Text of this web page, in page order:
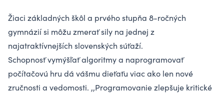
Žiaci základných škôl a prvého stupňa 8-ročných
gymnázií si môžu zmerať sily na jednej z
najatraktívnejších slovenských súťaží.
Schopnosť vymýšľať algoritmy a naprogramovať
počítačovú hru dá vášmu dieťaťu viac ako len nové
zručnosti a vedomosti. ,,Programovanie zlepšuje kritické